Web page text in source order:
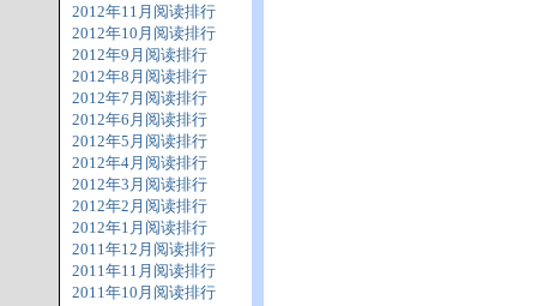
2012年11月阅读排行
2012年10月阅读排行
2012年9月阅读排行
2012年8月阅读排行
2012年7月阅读排行
2012年6月阅读排行
2012年5月阅读排行
2012年4月阅读排行
2012年3月阅读排行
2012年2月阅读排行
2012年1月阅读排行
2011年12月阅读排行
2011年11月阅读排行
2011年10月阅读排行